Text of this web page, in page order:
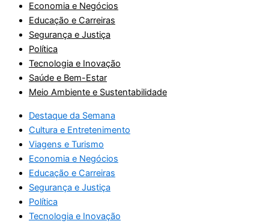
Economia e Negócios
Educação e Carreiras
Segurança e Justiça
Política
Tecnologia e Inovação
Saúde e Bem-Estar
Meio Ambiente e Sustentabilidade
Destaque da Semana
Cultura e Entretenimento
Viagens e Turismo
Economia e Negócios
Educação e Carreiras
Segurança e Justiça
Política
Tecnologia e Inovação